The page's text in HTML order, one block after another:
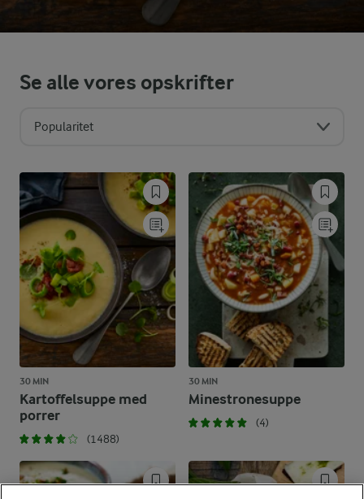
Se alle vores opskrifter
Popularitet
30 MIN
Kartoffelsuppe med
porrer
(1488)
30 MIN
Minestronesuppe
(4)